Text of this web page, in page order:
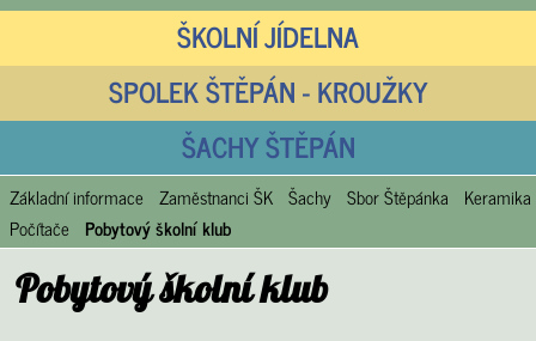
ŠKOLNÍ JÍDELNA
SPOLEK ŠTĚPÁN - KROUŽKY
ŠACHY ŠTĚPÁN
Základní informace Zaměstnanci ŠK Šachy Sbor Štěpánka
Keramika
Počítače
Pobytový školní klub
Pobytový školní klub